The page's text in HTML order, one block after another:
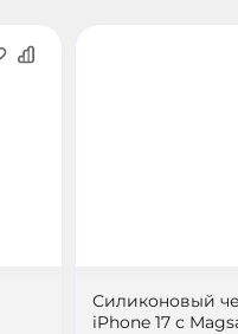
Силиконовый
iPhone 17 с